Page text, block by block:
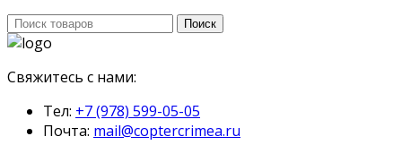
Поиск:
Поиск
Свяжитесь с нами:
Тел: +7 (978) 599-05-05
Почта: mail@coptercrimea.ru